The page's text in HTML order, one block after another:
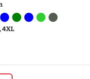
4XL